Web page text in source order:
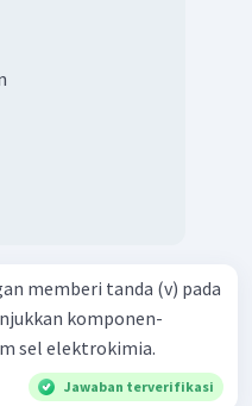
memberi tanda (v) pada
komponen-
sel elektrokimia.
Jawaban terverifikasi